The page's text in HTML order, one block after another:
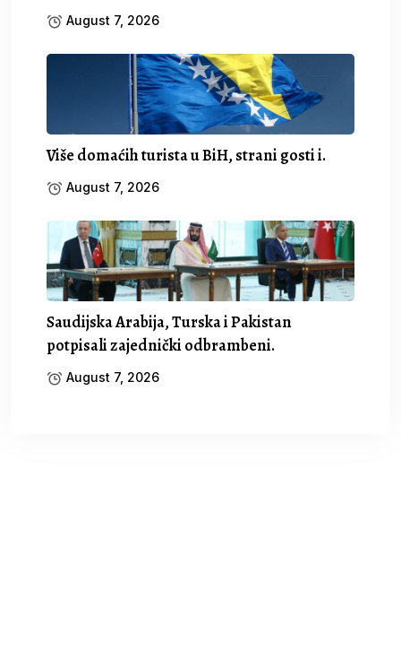
August 7, 2026
Više domaćih turista u BiH, strani gosti i.
August 7, 2026
Saudijska Arabija, Turska i Pakistan
potpisali zajednički odbrambeni.
August 7, 2026